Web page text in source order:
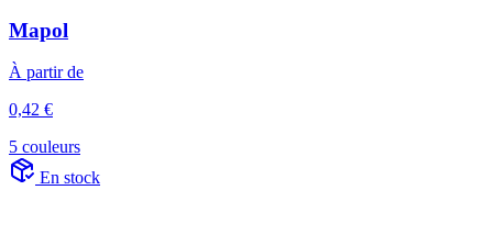
Mapol
À partir de
0,42 €
5 couleurs
En stock